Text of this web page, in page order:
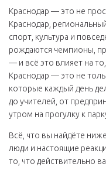
Краснодар — это не
Краснодар
спорт, культура и
рождаются чемпионы,
— и всё это влияет на
Краснодар — это не
которые каждый день
до учителей, от
утром на прогулку к
Всё, что вы найдёте
люди и настоящие
то, что действительно